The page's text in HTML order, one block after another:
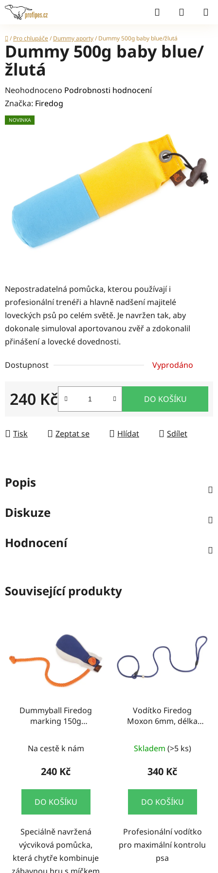
Přejít
Hledat
Domů
/ Pro chlupáče/ Dummy aporty/ Dummy 500g baby blue/žlutá
Nepostradatelná pomůcka, kterou používají i
profesionální trenéři a hlavně nadšení majitelé
loveckých psů po celém světě. Je navržen tak, aby
dokonale simuloval aportovanou zvěř a zdokonalil
přinášení a lovecké dovednosti.
Dostupnost Vyprodáno
240 Kč DO KOŠÍKU
Tisk Zeptat se Hlídat Sdílet
Dummy 500g baby blue/
žlutá
Průměrné
hodnocení
produktu
Neohodnoceno Podrobnosti hodnocení
Značka: Firedog
NOVINKA
Popis
Diskuze
Hodnocení
Související produkty
Dummyball Firedog
marking 150g
Na cestě k nám
240 Kč
DO KOŠÍKU
Speciálně navržená
výcviková pomůcka,
která chytře kombinuje
Vodítko Firedog
Moxon 6mm, délka
Skladem (>5 ks)
340 Kč
DO KOŠÍKU
Profesionální vodítko
pro maximální kontrolu
psa